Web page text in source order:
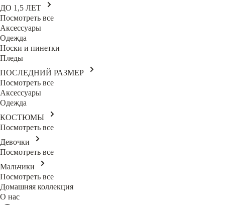
ДО 1,5 ЛЕТ
Посмотреть все
Аксессуары
Одежда
Носки и пинетки
Пледы
ПОСЛЕДНИЙ РАЗМЕР
Посмотреть все
Аксессуары
Одежда
КОСТЮМЫ
Посмотреть все
Девочки
Посмотреть все
Мальчики
Посмотреть все
Домашняя коллекция
О нас